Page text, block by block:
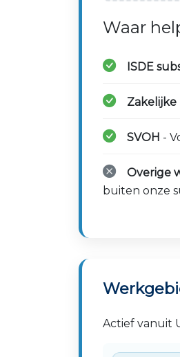
Waar
ISDE
Zakelijke
SVOH -
Overige
buiten onze
Actief vanuit